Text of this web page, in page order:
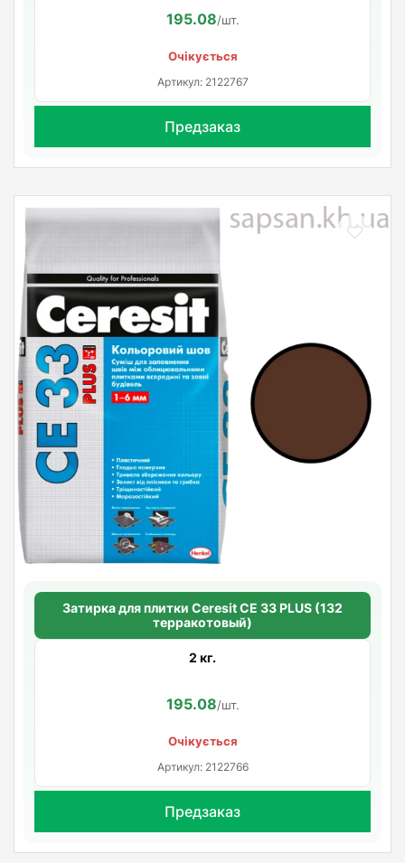
195.08/шт.
Очікується
Артикул: 2122767
Предзаказ
Затирка для плитки Ceresit СЕ 33 PLUS (132
терракотовый)
2 кг.
195.08/шт.
Очікується
Артикул: 2122766
Предзаказ